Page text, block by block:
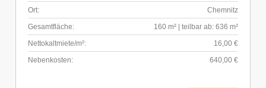
Ort:
Chemnitz
Gesamtfläche:
160 m² | teilbar ab: 636 m²
Nettokaltmiete/m²:
16,00 €
Nebenkosten:
640,00 €